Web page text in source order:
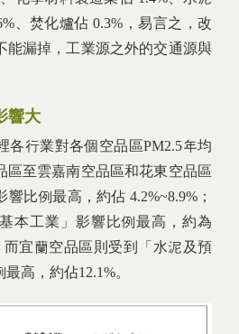
、焚化爐佔 0.3%，易言之，改
能漏掉，工業源之外的交通源與
響大
各行業對各個空品區PM2.5年均
區至雲嘉南空品區和花東空品區
比例最高，約佔 4.2%~8.9%；
本工業」影響比例最高，約為
而宜蘭空品區則受到「水泥及預
高，約佔12.1%。